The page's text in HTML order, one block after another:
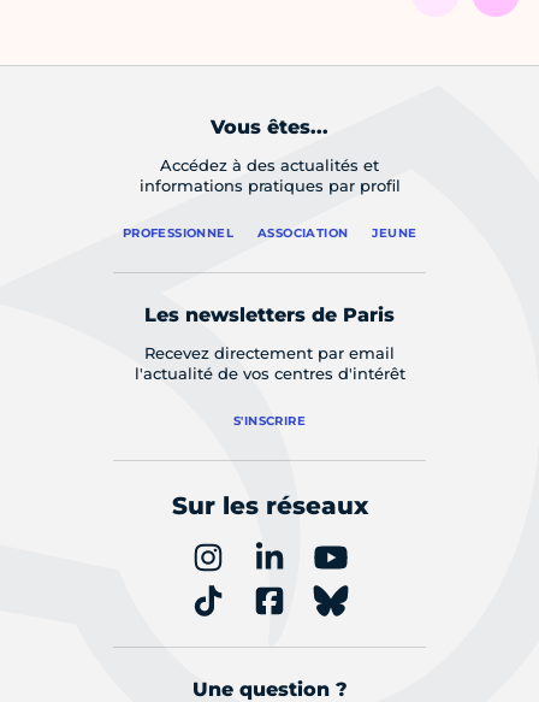
Vous êtes...
Accédez à des actualités et
informations pratiques par profil
PROFESSIONNEL ASSOCIATION JEUNE
Les newsletters de Paris
Recevez directement par email
l'actualité de vos centres d'intérêt
S'INSCRIRE
Sur les réseaux
Une question ?